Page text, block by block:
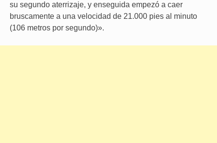
su segundo aterrizaje, y enseguida empezó a caer
bruscamente a una velocidad de 21.000 pies al minuto
(106 metros por segundo)».